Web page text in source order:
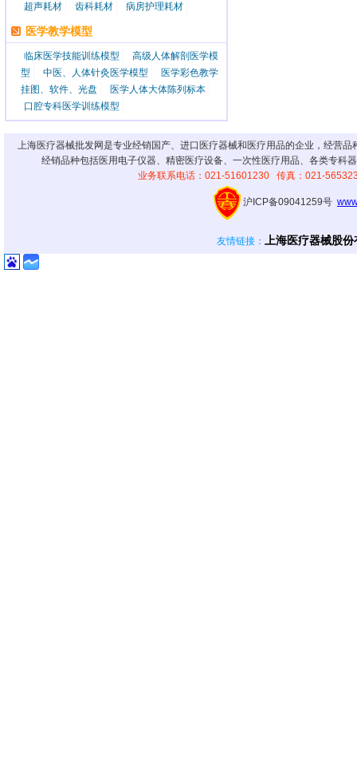
超声耗材
齿科耗材 病房护理耗材
医学教学模型
临床医学技能训练模型
高级人体解剖医学模
型
中医、人体针灸医学模型
医学彩色教学
挂图、软件、光盘
医学人体大体陈列标本
口腔专科医学训练模型
上海医疗器械批发网是专业经销国产、进口医疗器械和医疗用品的企业，经营
经销品种包括医用电子仪器、精密医疗设备、一次性医疗用品、各类专科
业务联系电话：021-51601230 传真：021-
沪ICP备09041259号
友情链接 ： 上海医疗器械股